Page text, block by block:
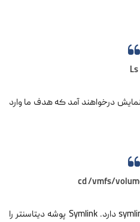
Ls
درخواهند آمد که هدف ما وارد
cd /vmfs/
هر پوشه برای خود عدد و مقدار symlink دارد. Symlink پوشه دیتاسنتر را